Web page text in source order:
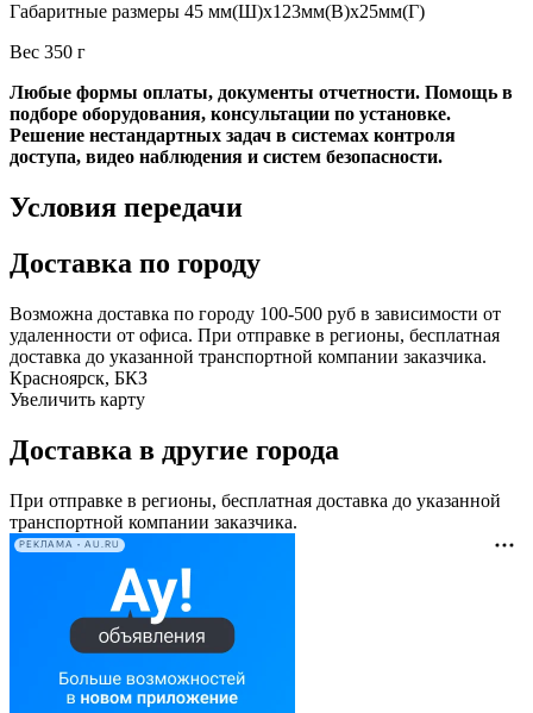
Габаритные размеры 45 мм(Ш)х123мм(В)х25мм(Г)
Вес 350 г
Любые формы оплаты, документы отчетности. Помощь в
подборе оборудования, консультации по установке.
Решение нестандартных задач в системах контроля
доступа, видео наблюдения и систем безопасности.
Условия передачи
Доставка по городу
Возможна доставка по городу 100-500 руб в зависимости от
удаленности от офиса. При отправке в регионы, бесплатная
доставка до указанной транспортной компании заказчика.
Красноярск, БКЗ
Увеличить карту
Доставка в другие города
При отправке в регионы, бесплатная доставка до указанной
транспортной компании заказчика.
РЕКЛАМА • AU.RU